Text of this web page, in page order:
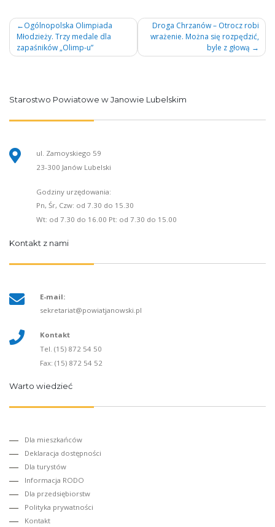
Nawigacja
wpisu
Ogólnopolska Olimpiada
Młodzieży. Trzy medale dla
zapaśników „Olimp-u”
Droga Chrzanów – Otrocz robi
wrażenie. Można się rozpędzić,
byle z głową
Starostwo Powiatowe w Janowie Lubelskim
ul. Zamoyskiego 59
23-300 Janów Lubelski
Godziny urzędowania:
Pn, Śr, Czw: od 7.30 do 15.30
Wt: od 7.30 do 16.00 Pt: od 7.30 do 15.00
Kontakt z nami
E-mail:
sekretariat@powiatjanowski.pl
Kontakt
Tel. (15) 872 54 50
Fax: (15) 872 54 52
Warto wiedzieć
Dla mieszkańców
Deklaracja dostępności
Dla turystów
Informacja RODO
Dla przedsiębiorstw
Polityka prywatności
Kontakt